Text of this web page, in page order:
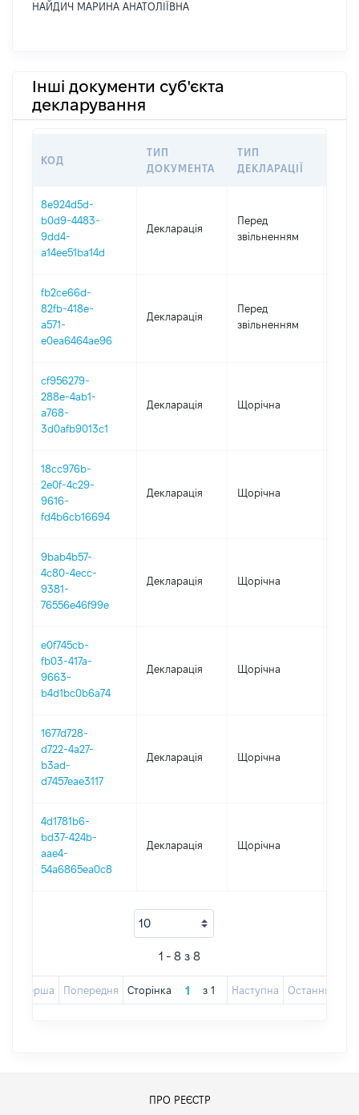
НАЙДИЧ МАРИНА АНАТОЛІЇВНА
Інші документи суб'єкта
декларування
КОД
ТИП
ДОКУМЕНТА
ТИП
ДЕКЛАРАЦІЇ
8e924d5d-
b0d9-4483-
9dd4-
a14ee51ba14d
Декларація
Перед
звільненням
fb2ce66d-
82fb-418e-
a571-
e0ea6464ae96
Декларація
Перед
звільненням
cf956279-
288e-4ab1-
a768-
3d0afb9013c1
Декларація Щорічна
18cc976b-
2e0f-4c29-
9616-
fd4b6cb16694
Декларація Щорічна
9bab4b57-
4c80-4ecc-
9381-
76556e46f99e
Декларація Щорічна
e0f745cb-
fb03-417a-
9663-
b4d1bc0b6a74
Декларація Щорічна
1677d728-
d722-4a27-
b3ad-
d7457eae3117
Декларація Щорічна
4d1781b6-
bd37-424b-
aae4-
54a6865ea0c8
Декларація Щорічна
1 - 8 з 8
Перша Попередня Сторінка з 1 Наступна Остання
ПРО РЕЄСТР